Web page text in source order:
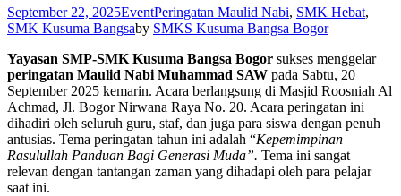
September 22, 2025EventPeringatan Maulid Nabi, SMK Hebat,
SMK Kusuma Bangsaby SMKS Kusuma Bangsa Bogor
Yayasan SMP-SMK Kusuma Bangsa Bogor sukses menggelar
peringatan Maulid Nabi Muhammad SAW pada Sabtu, 20
September 2025 kemarin. Acara berlangsung di Masjid Roosniah Al
Achmad, Jl. Bogor Nirwana Raya No. 20. Acara peringatan ini
dihadiri oleh seluruh guru, staf, dan juga para siswa dengan penuh
antusias. Tema peringatan tahun ini adalah “Kepemimpinan
Rasulullah Panduan Bagi Generasi Muda”. Tema ini sangat
relevan dengan tantangan zaman yang dihadapi oleh para pelajar
saat ini.